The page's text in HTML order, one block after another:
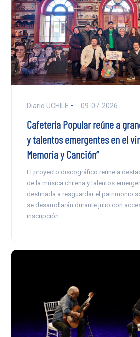
Diario UCHILE 09-07-2026
Cafetería Popular reúne a
y talentos emergentes en el
Memoria y Canción”
El proyecto discográfico reúne a
de la música chilena y talentos
destinada a resguardar el patrimonio
se desarrollarán durante julio con
inscripción.